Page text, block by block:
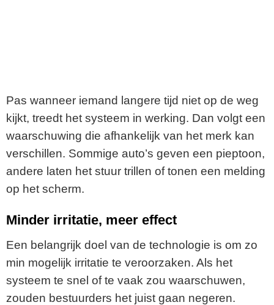
Pas wanneer iemand langere tijd niet op de weg
kijkt, treedt het systeem in werking. Dan volgt een
waarschuwing die afhankelijk van het merk kan
verschillen. Sommige auto’s geven een pieptoon,
andere laten het stuur trillen of tonen een melding
op het scherm.
Minder irritatie, meer effect
Een belangrijk doel van de technologie is om zo
min mogelijk irritatie te veroorzaken. Als het
systeem te snel of te vaak zou waarschuwen,
zouden bestuurders het juist gaan negeren.